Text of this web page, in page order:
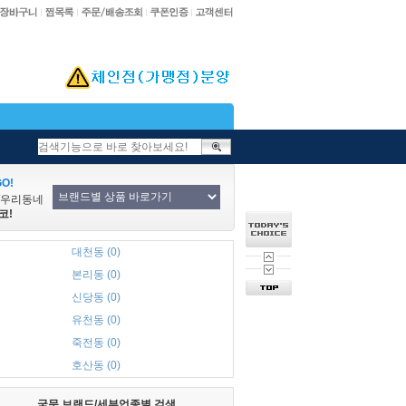
리동네
!
대천동 (0)
본리동 (0)
신당동 (0)
유천동 (0)
죽전동 (0)
호산동 (0)